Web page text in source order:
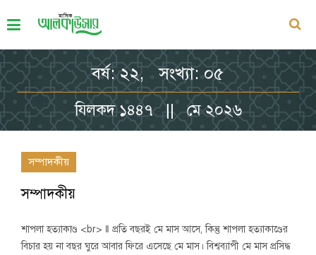
বর্ষ: ২২, সংখ্যা: ০৫
যিলকদ ১৪৪৭ || মে ২০২৬
সম্পাদকীয়
সম্পাদকীয়
শাপলা হত্যাকাণ্ড <br> ‖ প্রতি বছরই মে মাস আসে, কিন্তু শাপলা হত্যাকাণ্ডের
বিচার হয় না বছর ঘুরে আবার ফিরে এসেছে মে মাস। বিশ্বব্যাপী মে মাস প্রসিদ্ধ